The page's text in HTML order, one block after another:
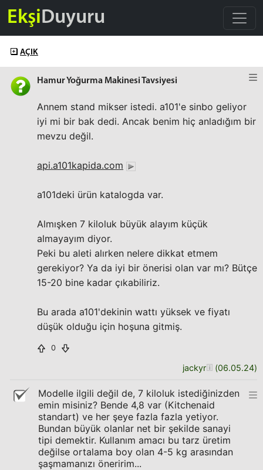
EkşiDuyuru
AÇIK
Hamur Yoğurma Makinesi Tavsiyesi
Annem stand mikser istedi. a101'e sinbo geliyor
iyi mi bir bak dedi. Ancak benim hiç anladığım bir
mevzu değil.
api.a101kapida.com
a101deki ürün katalogda var.
Almışken 7 kiloluk büyük alayım küçük
almayayım diyor.
Peki bu aleti alırken nelere dikkat etmem
gerekiyor? Ya da iyi bir önerisi olan var mı? Bütçe
15-20 bine kadar çıkabiliriz.
Bu arada a101'dekinin wattı yüksek ve fiyatı
düşük olduğu için hoşuna gitmiş.
0
jackyr (06.05.24)
Modelle ilgili değil de, 7 kiloluk istediğinizden
emin misiniz? Bende 4,8 var (Kitchenaid
standart) ve her şeye fazla fazla yetiyor.
Bundan büyük olanlar net bir şekilde sanayi
tipi demektir. Kullanım amacı bu tarz üretim
değilse ortalama boy olan 4-5 kg arasından
şaşmamanızı öneririm...